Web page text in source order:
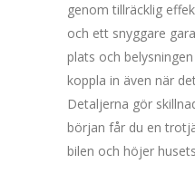
genom tillräcklig
och ett snyggare
plats och
koppla in även när
Detaljerna gör
början får du en
bilen och höjer